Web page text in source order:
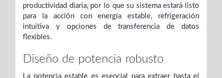
productividad diaria, por lo que su sistema estará listo
para la acción con energía estable, refrigeración
intuitiva y opciones de transferencia de datos
flexibles.
Diseño de potencia robusto
La potencia estable es esencial para extraer hasta el